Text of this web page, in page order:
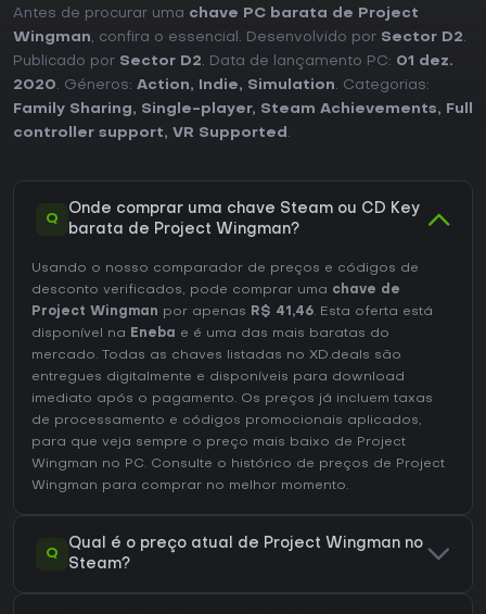
Antes de procurar uma chave PC barata de Project
Wingman, confira o essencial. Desenvolvido por Sector D2.
Publicado por Sector D2. Data de lançamento PC: 01 dez.
2020. Géneros: Action, Indie, Simulation. Categorias:
Family Sharing, Single-player, Steam Achievements,
Full
controller support, VR Supported .
Q
Onde comprar uma chave Steam ou CD Key
barata de Project Wingman?
Usando o nosso comparador de preços e códigos de
desconto verificados, pode comprar uma chave de
Project Wingman por apenas R$ 41,46. Esta oferta está
disponível na Eneba
e é uma das mais baratas do
mercado. Todas as chaves listadas no XD.deals são
entregues digitalmente e disponíveis para download
imediato após o pagamento. Os preços já incluem taxas
de processamento e códigos promocionais aplicados,
para que veja sempre o preço mais baixo de Project
Wingman no PC. Consulte o histórico de preços de Project
Wingman para comprar no melhor momento.
Q
Qual é o preço atual de Project Wingman no
Steam?